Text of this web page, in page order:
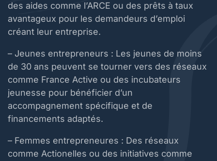
des aides comme l’ARCE ou des prêts à taux
avantageux pour les demandeurs d’emploi
créant leur entreprise.
– Jeunes entrepreneurs : Les jeunes de moins
de 30 ans peuvent se tourner vers des réseaux
comme France Active ou des incubateurs
jeunesse pour bénéficier d’un
accompagnement spécifique et de
financements adaptés.
– Femmes entrepreneures : Des réseaux
comme Actionelles ou des initiatives comme